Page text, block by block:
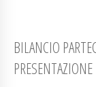
BILANCIO